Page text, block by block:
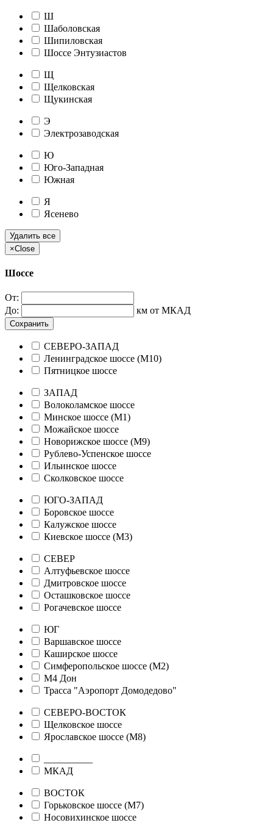
Ш
Шаболовская
Шипиловская
Шоссе Энтузиастов
Щ
Щелковская
Щукинская
Э
Электрозаводская
Ю
Юго-Западная
Южная
Я
Ясенево
Удалить все
×Close
Шоссе
От:
До:
км от МКАД
Сохранить
СЕВЕРО-ЗАПАД
Ленинградское шоссе (М10)
Пятницкое шоссе
ЗАПАД
Волоколамское шоссе
Минское шоссе (М1)
Можайское шоссе
Новорижское шоссе (М9)
Рублево-Успенское шоссе
Ильинское шоссе
Сколковское шоссе
ЮГО-ЗАПАД
Боровское шоссе
Калужское шоссе
Киевское шоссе (М3)
СЕВЕР
Алтуфьевское шоссе
Дмитровское шоссе
Осташковское шоссе
Рогачевское шоссе
ЮГ
Варшавское шоссе
Каширское шоссе
Симферопольское шоссе (М2)
М4 Дон
Трасса "Аэропорт Домодедово"
СЕВЕРО-ВОСТОК
Щелковское шоссе
Ярославское шоссе (М8)
МКАД
ВОСТОК
Горьковское шоссе (М7)
Носовихинское шоссе